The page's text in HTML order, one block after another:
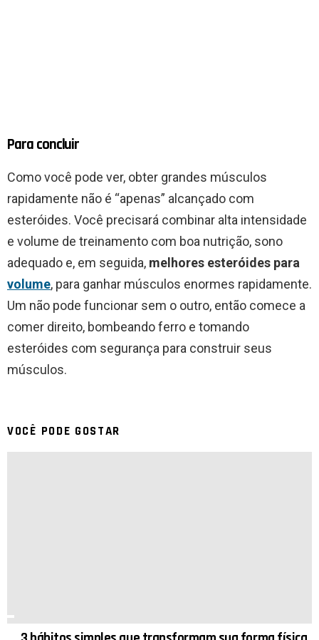
Para concluir
Como você pode ver, obter grandes músculos
rapidamente não é “apenas” alcançado com
esteróides. Você precisará combinar alta intensidade
e volume de treinamento com boa nutrição, sono
adequado e, em seguida, melhores esteróides para
volume, para ganhar músculos enormes rapidamente.
Um não pode funcionar sem o outro, então comece a
comer direito, bombeando ferro e tomando
esteróides com segurança para construir seus
músculos.
VOCÊ PODE GOSTAR